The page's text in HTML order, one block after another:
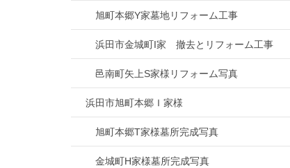
旭町本郷Y家墓地リフォーム工事
浜田市金城町I家 撤去とリフォーム工事
邑南町矢上S家様リフォーム写真
浜田市旭町本郷Ｉ家様
旭町本郷T家様墓所完成写真
金城町H家様墓所完成写真